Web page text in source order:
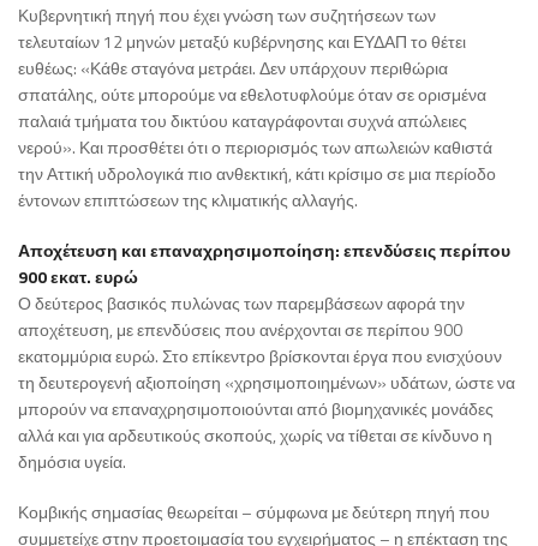
Κυβερνητική πηγή που έχει γνώση των συζητήσεων των
τελευταίων 12 μηνών μεταξύ κυβέρνησης και ΕΥΔΑΠ το θέτει
ευθέως: «Κάθε σταγόνα μετράει. Δεν υπάρχουν περιθώρια
σπατάλης, ούτε μπορούμε να εθελοτυφλούμε όταν σε ορισμένα
παλαιά τμήματα του δικτύου καταγράφονται συχνά απώλειες
νερού». Και προσθέτει ότι ο περιορισμός των απωλειών καθιστά
την Αττική υδρολογικά πιο ανθεκτική, κάτι κρίσιμο σε μια περίοδο
έντονων επιπτώσεων της κλιματικής αλλαγής.
Αποχέτευση και επαναχρησιμοποίηση: επενδύσεις περίπου
900 εκατ. ευρώ
Ο δεύτερος βασικός πυλώνας των παρεμβάσεων αφορά την
αποχέτευση, με επενδύσεις που ανέρχονται σε περίπου 900
εκατομμύρια ευρώ. Στο επίκεντρο βρίσκονται έργα που ενισχύουν
τη δευτερογενή αξιοποίηση «χρησιμοποιημένων» υδάτων, ώστε να
μπορούν να επαναχρησιμοποιούνται από βιομηχανικές μονάδες
αλλά και για αρδευτικούς σκοπούς, χωρίς να τίθεται σε κίνδυνο η
δημόσια υγεία.
Κομβικής σημασίας θεωρείται – σύμφωνα με δεύτερη πηγή που
συμμετείχε στην προετοιμασία του εγχειρήματος – η επέκταση της